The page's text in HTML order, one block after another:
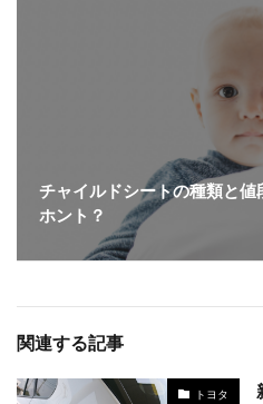
チャイルドシートの種類と
ホント？
関連する記事
トヨタ